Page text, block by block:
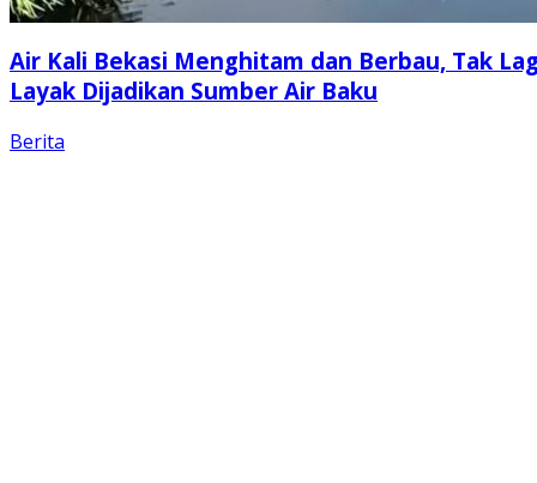
Air Kali Bekasi Menghitam dan Berbau, Tak
Layak Dijadikan Sumber Air Baku
Berita